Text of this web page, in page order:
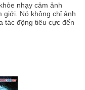
nhạy cảm ảnh
giới. Nó không chỉ ảnh
tác động tiêu cực đến